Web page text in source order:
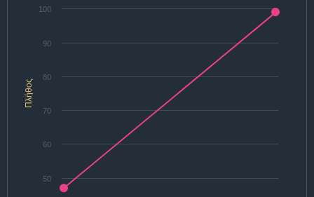
Πλήθος
50
60
70
80
90
100